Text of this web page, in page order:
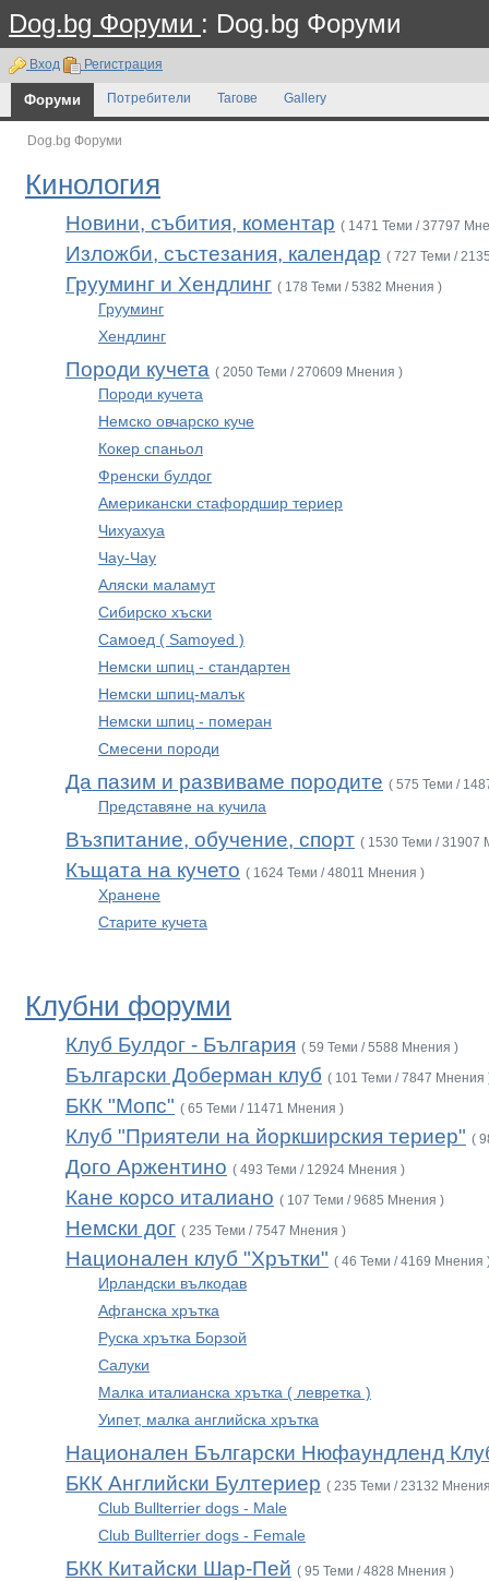
Dog.bg Форуми : Dog.bg Форуми
Вход Регистрация
Форуми Потребители Тагове Gallery
Dog.bg Форуми
Кинология
Новини, събития, коментар ( 1471 Теми / 37797
Изложби, състезания, календар ( 727 Теми /
Грууминг и Хендлинг ( 178 Теми / 5382 Мнения )
Грууминг
Хендлинг
Породи кучета ( 2050 Теми / 270609 Мнения )
Породи кучета
Немско овчарско куче
Кокер спаньол
Френски булдог
Американски стафордшир териер
Чихуахуа
Чау-Чау
Аляски маламут
Сибирско хъски
Самоед ( Samoyed )
Немски шпиц - стандартен
Немски шпиц-малък
Немски шпиц - померан
Смесени породи
Да пазим и развиваме породите ( 575 Теми /
Представяне на кучила
Възпитание, обучение, спорт ( 1530 Теми / 31907
Къщата на кучето ( 1624 Теми / 48011 Мнения )
Хранене
Старите кучета
Клубни форуми
Клуб Булдог - България ( 59 Теми / 5588 Мнения )
Български Доберман клуб ( 101 Теми / 7847 Мнения
БКК "Мопс" ( 65 Теми / 11471 Мнения )
Клуб "Приятели на йоркширския териер" (
Дого Аржентино ( 493 Теми / 12924 Мнения )
Кане корсо италиано ( 107 Теми / 9685 Мнения )
Немски дог ( 235 Теми / 7547 Мнения )
Национален клуб "Хрътки" ( 46 Теми / 4169 Мнения
Ирландски вълкодав
Афганска хрътка
Руска хрътка Борзой
Салуки
Малка италианска хрътка ( левретка )
Уипет, малка английска хрътка
Национален Български Нюфаундленд
БКК Английски Бултериер ( 235 Теми / 23132
Club Bullterrier dogs - Male
Club Bullterrier dogs - Female
БКК Китайски Шар-Пей ( 95 Теми / 4828 Мнения )